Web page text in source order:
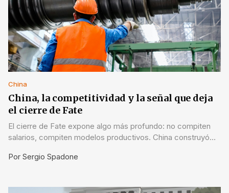
China
China, la competitividad y la señal que deja
el cierre de Fate
El cierre de Fate expone algo más profundo: no compiten
salarios, compiten modelos productivos. China construyó
Por Sergio Spadone